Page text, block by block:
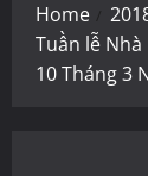
Home
Tuần lễ
10 Tháng 3